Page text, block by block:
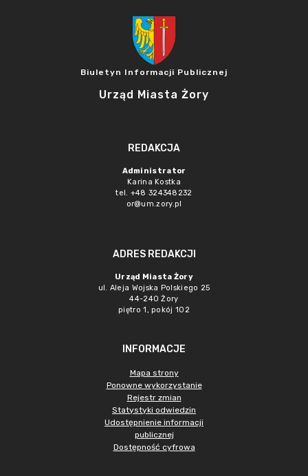
Biuletyn Informacji Publicznej
Urząd Miasta Żory
REDAKCJA
Administrator
Karina Kostka
tel. +48 324348232
or@um.zory.pl
ADRES REDAKCJI
Urząd Miasta Żory
ul. Aleja Wojska Polskiego 25
44-240 Żory
piętro 1, pokój 102
INFORMACJE
Mapa strony
Ponowne wykorzystanie
Rejestr zmian
Statystyki odwiedzin
Udostępnienie informacji
publicznej
Dostępność cyfrowa